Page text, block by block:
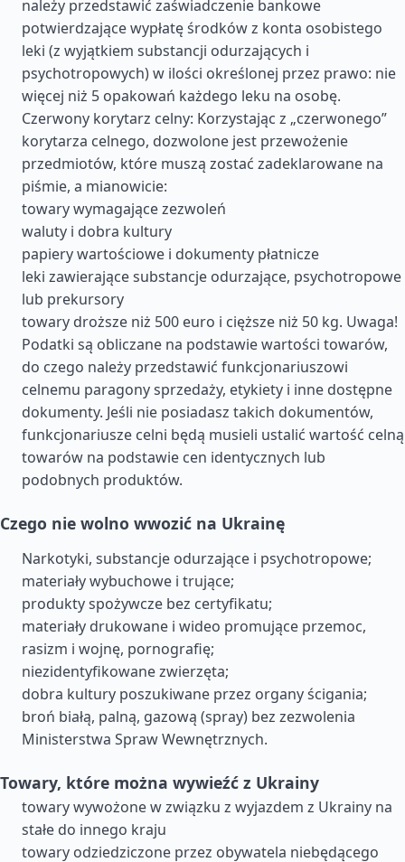
należy przedstawić zaświadczenie bankowe
potwierdzające wypłatę środków z konta osobistego
leki (z wyjątkiem substancji odurzających i
psychotropowych) w ilości określonej przez prawo: nie
więcej niż 5 opakowań każdego leku na osobę.
Czerwony korytarz celny: Korzystając z „czerwonego”
korytarza celnego, dozwolone jest przewożenie
przedmiotów, które muszą zostać zadeklarowane na
piśmie, a mianowicie:
towary wymagające zezwoleń
waluty i dobra kultury
papiery wartościowe i dokumenty płatnicze
leki zawierające substancje odurzające, psychotropowe
lub prekursory
towary droższe niż 500 euro i cięższe niż 50 kg. Uwaga!
Podatki są obliczane na podstawie wartości towarów,
do czego należy przedstawić funkcjonariuszowi
celnemu paragony sprzedaży, etykiety i inne dostępne
dokumenty. Jeśli nie posiadasz takich dokumentów,
funkcjonariusze celni będą musieli ustalić wartość celną
towarów na podstawie cen identycznych lub
podobnych produktów.
Czego nie wolno wwozić na Ukrainę
Narkotyki, substancje odurzające i psychotropowe;
materiały wybuchowe i trujące;
produkty spożywcze bez certyfikatu;
materiały drukowane i wideo promujące przemoc,
rasizm i wojnę, pornografię;
niezidentyfikowane zwierzęta;
dobra kultury poszukiwane przez organy ścigania;
broń białą, palną, gazową (spray) bez zezwolenia
Ministerstwa Spraw Wewnętrznych.
Towary, które można wywieźć z Ukrainy
towary wywożone w związku z wyjazdem z Ukrainy na
stałe do innego kraju
towary odziedziczone przez obywatela niebędącego